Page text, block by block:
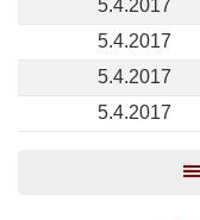
5.4.2017
5.4.2017
5.4.2017
5.4.2017